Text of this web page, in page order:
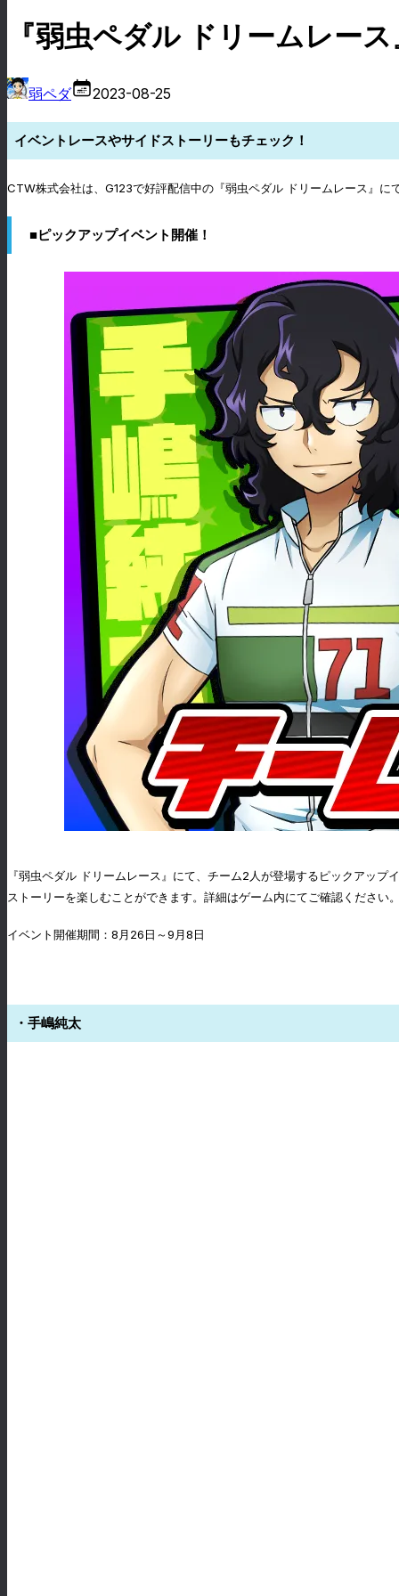
『弱虫ペダル ドリームレー
弱ペダ 2023-08-25
イベントレースやサイドストーリーもチェック！
CTW株式会社は、G123で好評配信中の『弱虫ペダル ドリームレース』に
■ピックアップイベント開催！
『弱虫ペダル ドリームレース』にて、チーム2人が登場するピックアッ
ストーリーを楽しむことができます。詳細はゲーム内にてご確認ください。
イベント開催期間：8月26日～9月8日
・手嶋純太